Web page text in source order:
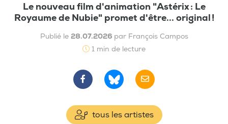
Le nouveau film d'animation "Astérix : Le
Royaume de Nubie" promet d'être... original !
Publié le 28.07.2026 par François Campos
1 min de lecture
tous les artistes